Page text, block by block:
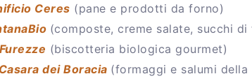
Ceres (pane e prodotti da forno)
(composte, creme salate, succhi di
(biscotteria biologica gourmet)
dei Boracia (formaggi e salumi della